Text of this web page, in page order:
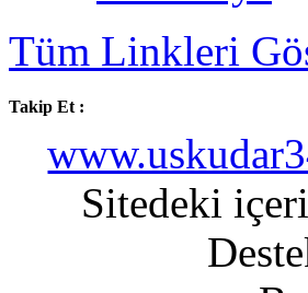
Tüm Linkleri
Takip Et :
Sitedeki